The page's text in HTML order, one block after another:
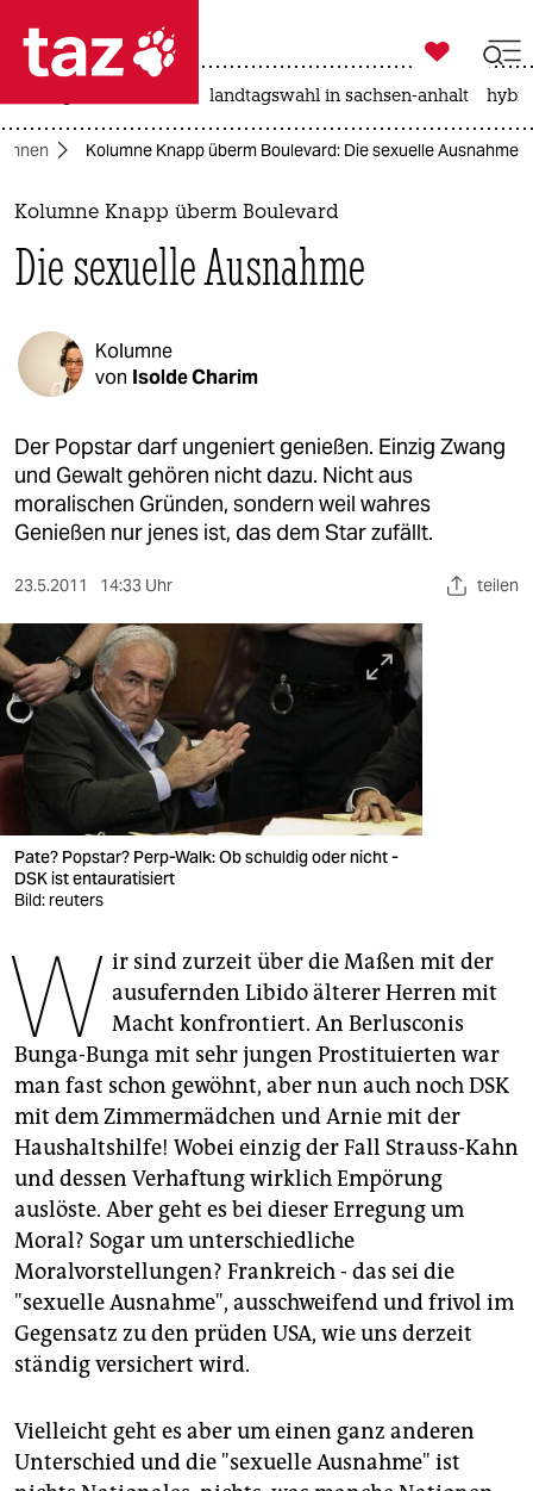
 taz zahl ich
taz zahl ich
themen
politik
öko
gesellschaft
kultur
sport
berlin
nord
wahrheit
verlag
verlag
veranstaltungen
shop
fragen & hilfe
abo
genossenschaft
epaper login

taz zahl ich
landtagswahl in sachsen-anhalt
Kolumne Knapp überm Boulevard: Die sexuelle Ausnahme
Kolumne Knapp überm Boulevard
Die sexuelle Ausnahme
Kolumne
von Isolde Charim
Der Popstar darf ungeniert genießen. Einzig Zwang
und Gewalt gehören nicht dazu. Nicht aus
moralischen Gründen, sondern weil wahres
Genießen nur jenes ist, das dem Star zufällt.
23.5.2011 14:33 Uhr teilen
Pate? Popstar? Perp-Walk: Ob schuldig oder nicht -
DSK ist entauratisiert
Bild: reuters
W ir sind zurzeit über die Maßen mit der
ausufernden Libido älterer Herren mit
Macht konfrontiert. An Berlusconis
Bunga-Bunga mit sehr jungen Prostituierten war
man fast schon gewöhnt, aber nun auch noch DSK
mit dem Zimmermädchen und Arnie mit der
Haushaltshilfe! Wobei einzig der Fall Strauss-Kahn
und dessen Verhaftung wirklich Empörung
auslöste. Aber geht es bei dieser Erregung um
Moral? Sogar um unterschiedliche
Moralvorstellungen? Frankreich - das sei die
"sexuelle Ausnahme", ausschweifend und frivol im
Gegensatz zu den prüden USA, wie uns derzeit
ständig versichert wird.
Vielleicht geht es aber um einen ganz anderen
Unterschied und die "sexuelle Ausnahme" ist